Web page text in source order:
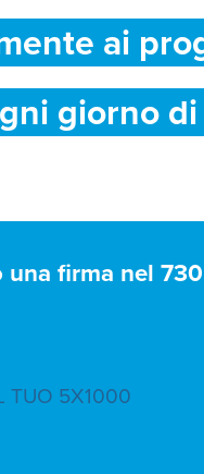
ai
giorno di
firma nel
TUO 5X1000